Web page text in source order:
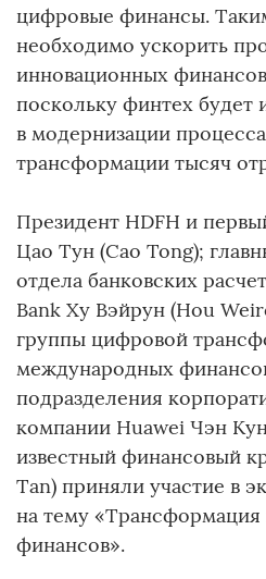
цифровые финансы.
необходимо ускорить
инновационных
поскольку финтех будет
в модернизации
трансформации тысяч
Президент HDFH и
Цао Тун (Cao Tong);
отдела банковских
Bank Ху Вэйрун (Hou
группы цифровой
международных
подразделения
компании Huawei Чэн
известный финансовый
Tan) приняли участие в
на тему «Трансформация
финансов».